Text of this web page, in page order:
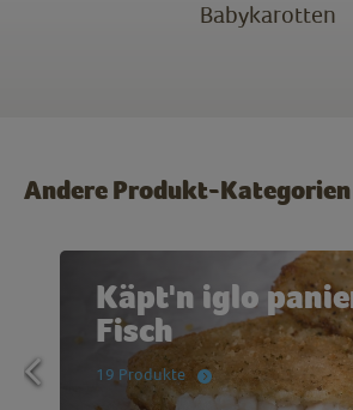
Babykarotten
Andere Produkt-Kategorien
Käpt'n iglo
Fisch
19 Produkte